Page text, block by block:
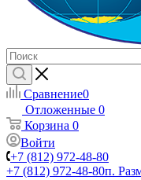
Сравнение0
Отложенные 0
Корзина 0
Войти
+7 (812) 972-48-80
+7 (812) 972-48-80п.